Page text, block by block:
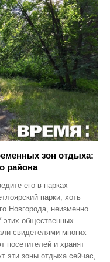
зон отдыха:
района
его в парках
парки, хоть
Новгорода, неизменно
этих общественных
свидетелями многих
посетителей и хранят
эти зоны отдыха сейчас,